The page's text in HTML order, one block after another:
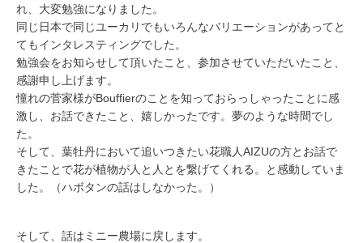
れ、大変勉強になりました。
同じ日本で同じユーカリでもいろんなバリエーションがあってと
てもインタレスティングでした。
勉強会をお知らせして頂いたこと、参加させていただいたこと、
感謝申し上げます。
憧れの菅家様がBouffierのことを知っておらっしゃったことに感
激し、お話できたこと、嬉しかったです。夢のような時間でし
た。
そして、葉牡丹において追いつきたい花職人AIZUの方とお話で
きたことで花が植物が人と人とを繋げてくれる。と感動していま
した。（ハボタンの話はしなかった。）
そして、話はミニー農場に戻します。